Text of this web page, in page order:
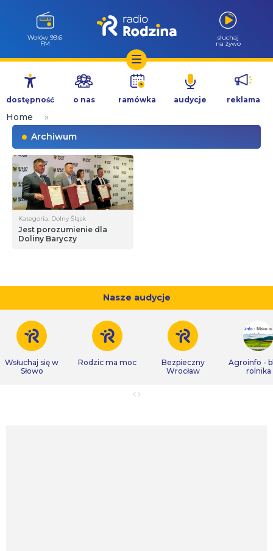
Przejdź
treści
Wołów 99.6
FM
słuchaj
na żywo
dostępność o nas ramówka audycje reklama
Home
»
Archiwum
Kategoria: Dolny Śląsk
Jest porozumienie dla
Doliny Baryczy
Nasze audycje
Wsłuchaj się w
Słowo
Rodzic ma moc
Bezpieczny
Wrocław
Agroinfo -
rolnika